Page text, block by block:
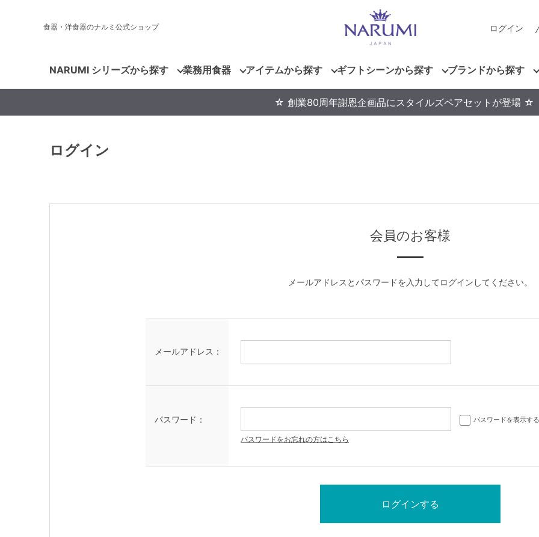
食器・洋食器のナルミ公式ショップ ログイン
NARUMI シリーズから探す 業務用食器 アイテムから探す ギフトシーンから探す ブランドから探す
☆ 創業80周年謝恩企画品にスタイルズペアセットが登場 ☆
ログイン
会員のお客様
メールアドレスとパスワードを入力してログインしてください。
メールアドレス：
パスワード： パスワードを表示する
パスワードをお忘れの方はこちら